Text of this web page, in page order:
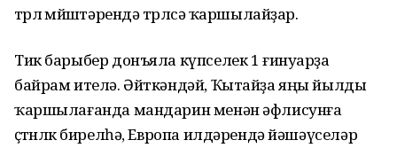
төрлө мөйөш­тәрендә төрлөсә ҡаршылайҙар.
Тик барыбер донъяла күпселек 1 ғинуарҙа
байрам ителә. Әйткәндәй, Ҡытайҙа яңы йылды
ҡаршылағанда мандарин менән әфлисунға
өҫтөнлөк бирелһә, Европа илдәрендә йәшәүселәр